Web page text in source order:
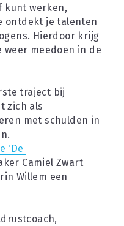
kunt werken,
ontdekt je talenten
Hierdoor krijg
meedoen in de
traject bij
zich als
met schulden in
'De
Camiel Zwart
Willem een